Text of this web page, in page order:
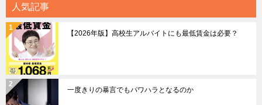
人気記事
【2026年版】高校生アルバイトにも最低賃金は必要？
一度きりの暴言でもパワハラとなるのか